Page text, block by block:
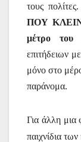
τους
ΠΟΥ
μέτρο του
επιτήδειων
μόνο στο
παράνομα.
Για άλλη μια
παιχνίδια